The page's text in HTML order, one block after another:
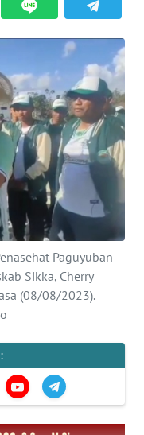
Paguyuban
Sikka, Cherry
(08/08/2023).